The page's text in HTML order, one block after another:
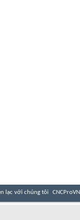
lạc với chúng tôi